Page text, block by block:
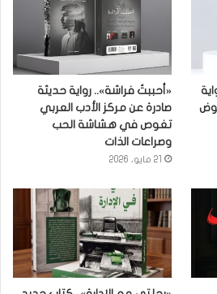
«أحببتُ فراشة».. رواية حديثة
صادرة عن مركز الأدب العربي
تغوص في هشاشة الحب
وصراعات الذات
21 مايو، 2026